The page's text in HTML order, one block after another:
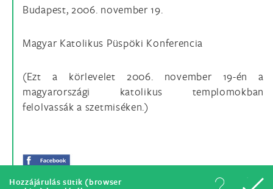
Hozzájárulás sütik (browser
Budapest, 2006. november 19.
Magyar Katolikus Püspöki Konferencia
(Ezt a körlevelet 2006. november 19-én a
magyarországi katolikus templomokban
felolvassák a szetmiséken.)